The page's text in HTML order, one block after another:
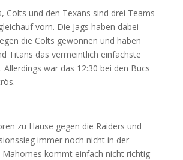
Colts und den Texans sind drei Teams
vorn. Die Jags haben dabei
die Colts gewonnen und haben
Titans das vermeintlich einfachste
Allerdings war das 12:30 bei den Bucs
zu Hause gegen die Raiders und
immer noch nicht in der
Mahomes kommt einfach nicht richtig